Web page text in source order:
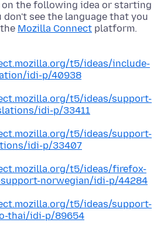
the following idea or starting
don't see the language that you
Mozilla Connect
t5/ideas/include-
idi-p/40938
t5/ideas/support-
idi-p/33411
t5/ideas/support-
idi-p/33407
t5/ideas/firefox-
norwegian/idi-p/44284
t5/ideas/support-
thai/idi-p/89654